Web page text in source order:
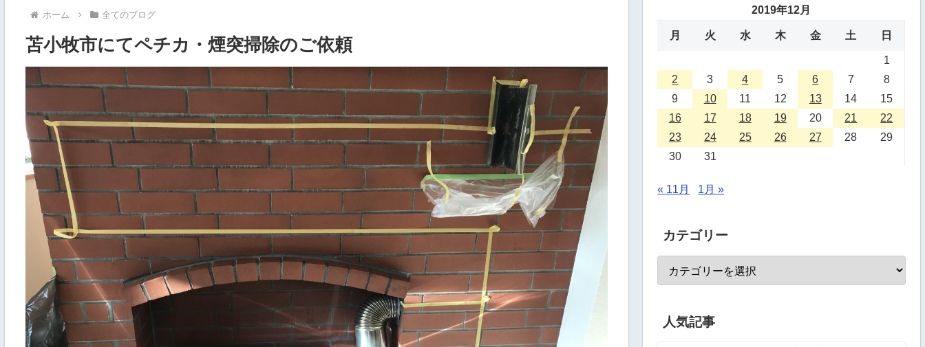
ホーム 全てのブログ
苫小牧市にてペチカ・煙突掃除のご依頼
2019年12月
月 火 水 木 金 土 日
1
2
3 4 5 6 7
8
9
10 11 12 13 14
15
16
17 18 19 20 21
22
23
24 25 26 27 28
29
30
31
« 11月 1月 »
カテゴリー
人気記事